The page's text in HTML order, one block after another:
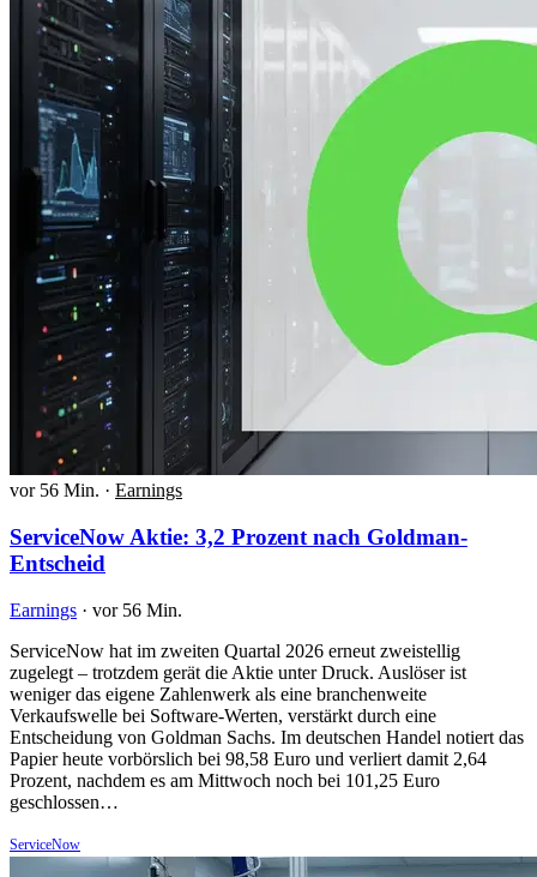
vor 56 Min. · Earnings
ServiceNow Aktie: 3,2 Prozent nach Goldman-
Entscheid
Earnings · vor 56 Min.
ServiceNow hat im zweiten Quartal 2026 erneut zweistellig
zugelegt – trotzdem gerät die Aktie unter Druck. Auslöser ist
weniger das eigene Zahlenwerk als eine branchenweite
Verkaufswelle bei Software-Werten, verstärkt durch eine
Entscheidung von Goldman Sachs. Im deutschen Handel notiert das
Papier heute vorbörslich bei 98,58 Euro und verliert damit 2,64
Prozent, nachdem es am Mittwoch noch bei 101,25 Euro
geschlossen…
ServiceNow